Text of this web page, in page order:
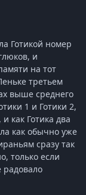
Готикой номер
и
на тот
третьем
выше среднего
1 и Готики 2,
как Готика два
как обычно уже
сразу так
только если
радовало